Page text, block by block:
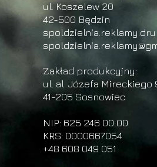
ul. Koszelew 20
42-500 Będzin
Zakład produkcyjny:
ul. al. Józefa Mireckiego
41-205 Sosnowiec
NIP: 625 246 00 00
KRS: 0000667054
+48 608 049 051